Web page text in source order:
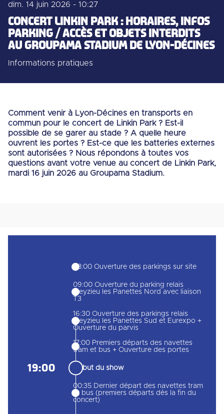
dim. 14 juin 2026 - 10:27
CONCERT LINKIN PARK : HORAIRES, INFOS
PARKING / ACCÈS ET OBJETS INTERDITS
AU GROUPAMA STADIUM DE LYON-DÉCINES
Informations pratiques
Comment venir à Lyon-Décines en transports en
commun pour le concert de Linkin Park ? Est-il
possible de se garer au stade ? A quelle heure
ouvrent les portes ? Est-ce que les batteries externes
sont autorisées ? Nous répondons à toutes vos
questions avant votre venue au concert de Linkin Park,
mardi 16 juin 2026 au Groupama Stadium.
08:00 Ouverture des parkings sur site
09:00 Ouverture du parking relais
Meyzieu les Panettes Nord avec liaison
T3
16:30 Ouverture des parkings relais
Meyzieu les Panettes Sud et Eurexpo +
Ouverture du parvis
17:00 Premiers départs des navettes
tram et bus + Ouverture des portes
19:00 Début du show
00:35 Dernier départ des navettes tram
et bus (premiers départs dès la fin du
concert)